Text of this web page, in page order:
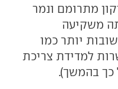
מתרומם ונמר
משקיעה
יותר כמו
למדידת צריכת
כך בהמשך).